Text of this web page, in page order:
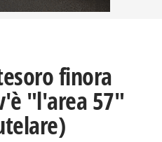
finora
"l'area 57"